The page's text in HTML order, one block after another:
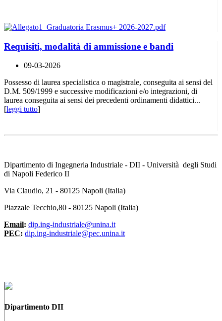
Requisiti, modalità di ammissione e bandi
09-03-2026
Possesso di laurea specialistica o magistrale, conseguita ai sensi del
D.M. 509/1999 e successive modificazioni e/o integrazioni, di
laurea conseguita ai sensi dei precedenti ordinamenti didattici...
[leggi tutto]
Dipartimento di Ingegneria Industriale - DII - Università degli Studi
di Napoli Federico II
Via Claudio, 21 - 80125 Napoli (Italia)
Piazzale Tecchio,80 - 80125 Napoli (Italia)
Email: dip.ing-industriale@unina.it
PEC: dip.ing-industriale@pec.unina.it
Dipartimento DII